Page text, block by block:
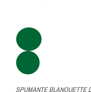
SPUMANTE BLANQUETTE